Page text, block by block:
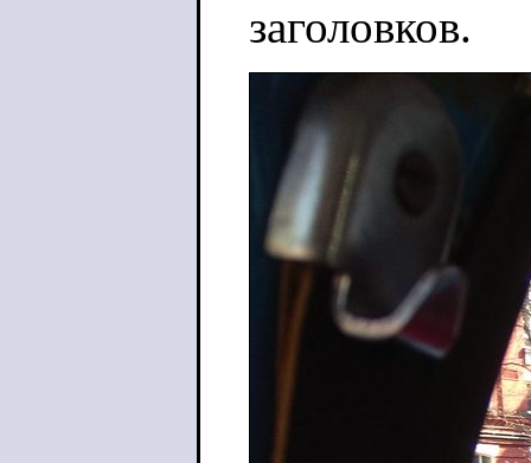
заголовков.